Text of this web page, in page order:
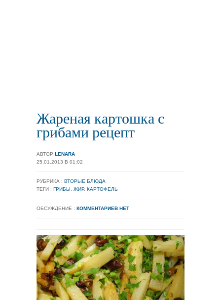
Жареная картошка с
грибами рецепт
АВТОР LENARA
25.01.2013 В 01:02
РУБРИКА : ВТОРЫЕ БЛЮДА
ТЕГИ : ГРИБЫ , ЖИР, КАРТОФЕЛЬ
ОБСУЖДЕНИЕ : КОММЕНТАРИЕВ НЕТ